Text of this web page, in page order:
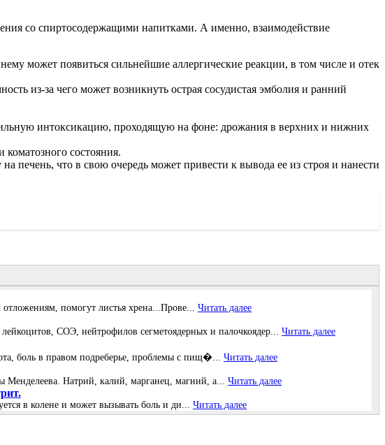
со спиртосодержащими напитками. А именно, взаимодействие
может появиться сильнейшие аллергические реакции, в том числе и отек
из-за чего может возникнуть острая сосудистая эмболия и ранний
интоксикацию, проходящую на фоне: дрожания в верхних и нижних
состояния.
печень, что в свою очередь может привести к вывода ее из строя и нанести
помогут листья хрена...Прове... Читать далее
СОЭ, нейтрофилов сегметоядерных и палочкоядер... Читать далее
боль в правом подреберье, проблемы с пищ�... Читать далее
Менделеева. Натрий, калий, марганец, магний, а... Читать далее
в колене и может вызывать боль и ди... Читать далее